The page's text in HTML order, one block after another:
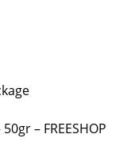
– FREESHOP